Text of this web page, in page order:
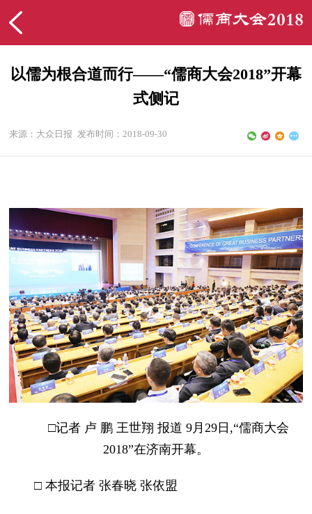
以儒为根合道而行——“儒商大会2018”开幕
式侧记
来源：大众日报 发布时间：2018-09-30
□记者 卢 鹏 王世翔 报道 9月29日,“儒商大会
2018”在济南开幕。
□ 本报记者 张春晓 张依盟